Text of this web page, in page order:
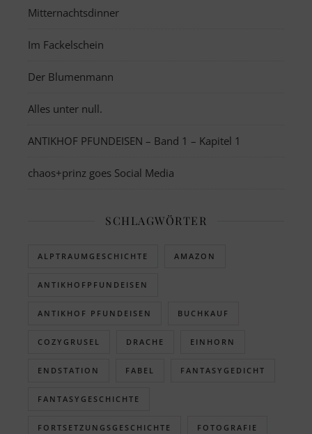
Mitternachtsdinner
Im Fackelschein
Der Blumenmann
Alles unter null.
ANTIKHOF PFUNDEISEN – Band 1 – Kapitel 1
chaos+prinz goes Social Media
SCHLAGWÖRTER
ALPTRAUMGESCHICHTE AMAZON
ANTIKHOFPFUNDEISEN
ANTIKHOF PFUNDEISEN BUCHKAUF
COZYGRUSEL DRACHE EINHORN
ENDSTATION FABEL FANTASYGEDICHT
FANTASYGESCHICHTE
FORTSETZUNGSGESCHICHTE FOTOGRAFIE